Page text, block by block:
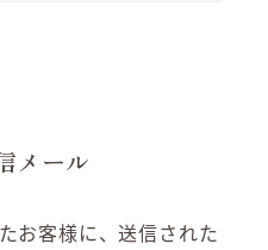
メール
お客様に、送信された